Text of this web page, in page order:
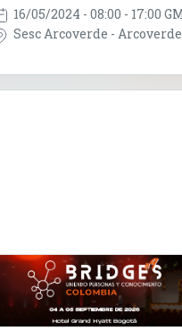
16/05/2024 - 08:00 - 17:00
Sesc Arcoverde -